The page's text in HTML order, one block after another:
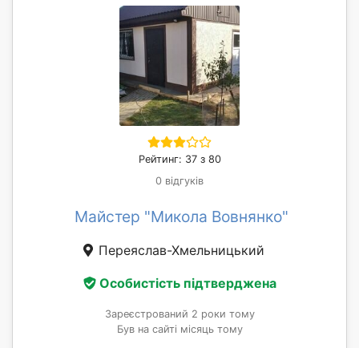
Рейтинг: 37 з 80
0 відгуків
Майстер "Микола Вовнянко"
Переяслав-Хмельницький
Особистість підтверджена
Зареєстрований 2 роки тому
Був на сайті місяць тому